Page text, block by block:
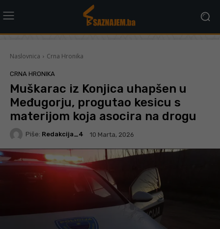
Naslovnica Crna Hronika
CRNA HRONIKA
Muškarac iz Konjica uhapšen u
Međugorju, progutao kesicu s
materijom koja asocira na drogu
Piše: Redakcija_4 10 Marta, 2026